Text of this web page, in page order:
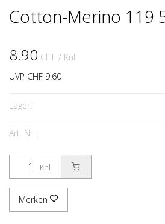
Cotton-Merino 119
8.90 CHF / Knl.
UVP CHF 9.60
Lager:
Art. Nr:
Knl.
Merken